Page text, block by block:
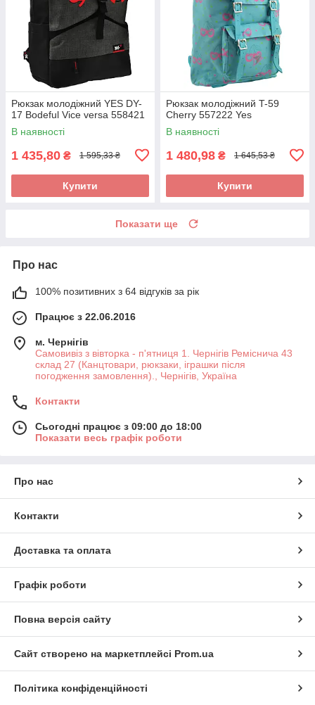
Рюкзак молодіжний YES DY-
17 Bodeful Vice versa 558421
В наявності
1 435,80 ₴ 1 595,33 ₴
Купити
Рюкзак молодіжний T-59
Cherry 557222 Yes
В наявності
1 480,98 ₴ 1 645,53 ₴
Купити
Показати ще
Про нас
100% позитивних з 64 відгуків за рік
Працює з 22.06.2016
м. Чернігів
Самовивіз з вівторка - п'ятниця 1. Чернігів Реміснича 43
склад 27 (Канцтовари, рюкзаки, іграшки після
погодження замовлення)., Чернігів, Україна
Контакти
Сьогодні працює з 09:00 до 18:00
Показати весь графік роботи
Про нас
Контакти
Доставка та оплата
Графік роботи
Повна версія сайту
Сайт створено на маркетплейсі Prom.ua
Політика конфіденційності